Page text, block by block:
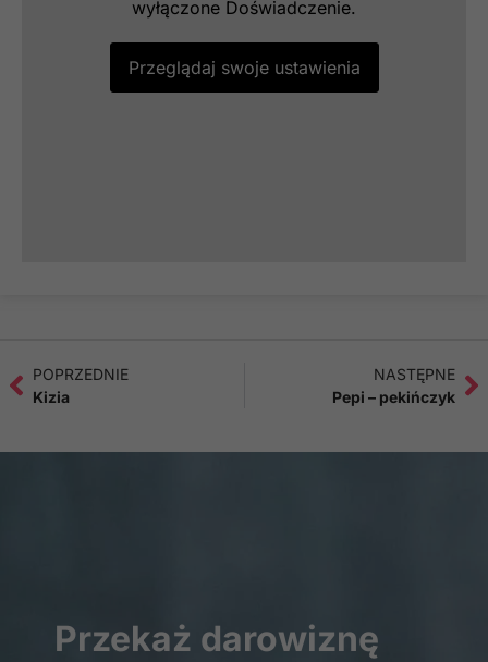
wyłączone Doświadczenie.
Przeglądaj swoje ustawienia
POPRZEDNIE
Kizia
NASTĘPNE
Pepi – pekińczyk
Przekaż darowiznę